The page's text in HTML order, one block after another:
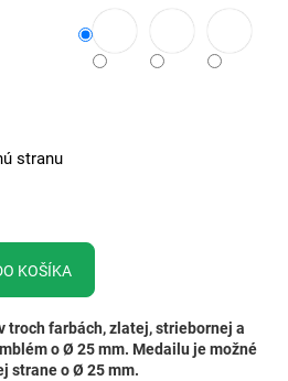
stranu
KOŠÍKA
troch farbách, zlatej, striebornej a
o Ø 25 mm. Medailu je možné
strane o Ø 25 mm.